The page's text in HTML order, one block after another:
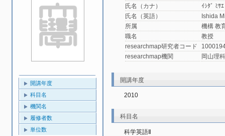
開講年度
科目名
機関名
履修者数
単位数
氏名（カナ）
ｲｼﾀﾞ ﾐｻｴ
氏名（英語）
Ishida
所属
機構 教
職名
教授
researchmap研究者コード
researchmap機関
岡山理
開講年度
2010
科目名
科学英語Ⅱ